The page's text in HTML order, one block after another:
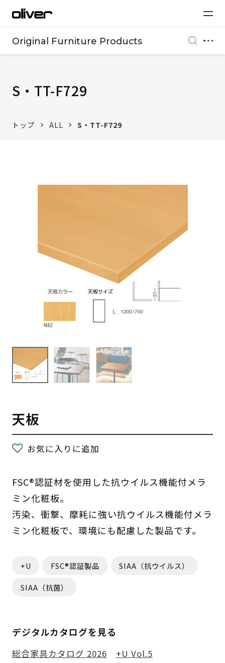
Original Furniture Products
S・TT-F729
トップ ALL S・TT-F729
天板
お気に入りに追加
FSC®認証材を使用した抗ウイルス機能付メラ
ミン化粧板。
汚染、衝撃、摩耗に強い抗ウイルス機能付メラ
ミン化粧板で、環境にも配慮した製品です。
+U FSC®認証製品 SIAA（抗ウイルス）
SIAA（抗菌）
デジタルカタログを見る
総合家具カタログ 2026
+U Vol.5